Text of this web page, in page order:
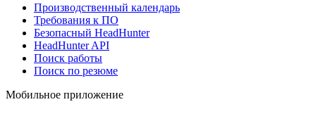
Производственный календарь
Требования к ПО
Безопасный HeadHunter
HeadHunter API
Поиск работы
Поиск по резюме
Мобильное приложение